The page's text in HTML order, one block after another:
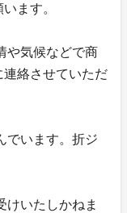
ます。
や気候などで商
絡させていただ
でいます。折ジ
いたしかねま